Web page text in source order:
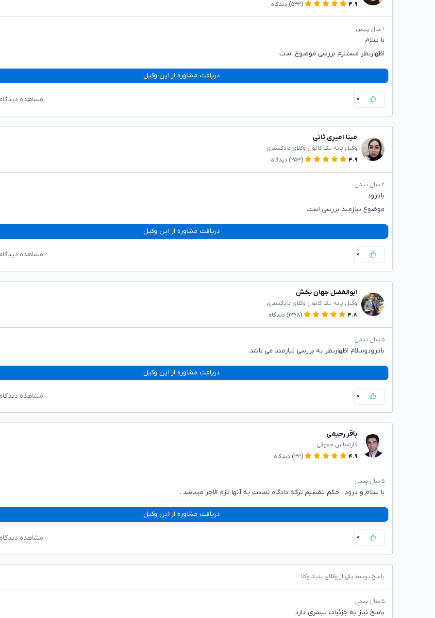
۴.۹
(۵۳۲) دیدگاه
۱ سال پیش
با سلام
اظهارنظر مستلزم بررسی موضوع است
دریافت مشاوره از این وکیل
۰ مشاهده
مینا امیری ثانی
وکیل پایه یک کانون وکلای دادگستری
۴.۹
(۲۵۳) دیدگاه
۲ سال پیش
با‌درود
موضوع نیازمند بررسی است
دریافت مشاوره از این وکیل
۰ مشاهده
ابوالفضل جهان بخش
وکیل پایه یک کانون وکلای دادگستری
۴.۸
(۱۲۴۸) دیدگاه
۵ سال پیش
بادرودوسلام اظهارنظر به بررسی نیازمند می باشد.
دریافت مشاوره از این وکیل
۰ مشاهده
باقر رحیمی
کارشناس حقوقی
۴.۹
(۳۲) دیدگاه
۵ سال پیش
با سلام و درود . حکم تقسیم ترکه دادگاه نسبت به آنها لازم الاجر میباشد .
دریافت مشاوره از این وکیل
۰ مشاهده
پاسخ توسط یکی از وکلای بنیاد وکلا
۵ سال پیش
پاسخ نیاز به جزئیات بیشری دارد